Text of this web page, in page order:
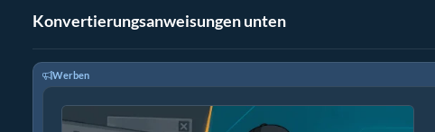
Konvertierungsanweisungen unten
Werben